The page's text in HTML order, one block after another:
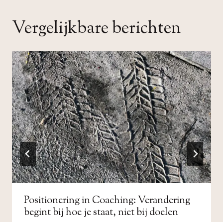
Vergelijkbare berichten
Positionering in Coaching: Verandering
begint bij hoe je staat, niet bij doelen